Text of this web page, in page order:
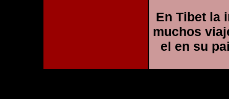
En Tibet la
muchos
el en su